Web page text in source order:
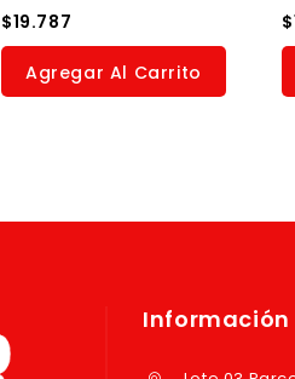
0
out
of
$19.787
Agregar Al Carrito
0
$
Información